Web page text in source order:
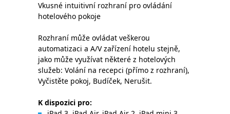
Vkusné intuitivní rozhraní pro ovládání
hotelového pokoje
Rozhraní může ovládat veškerou
automatizaci a A/V zařízení hotelu stejně,
jako může využívat některé z hotelových
služeb: Volání na recepci (přímo z rozhraní),
Vyčistěte pokoj, Budíček, Nerušit.
K dispozici pro: